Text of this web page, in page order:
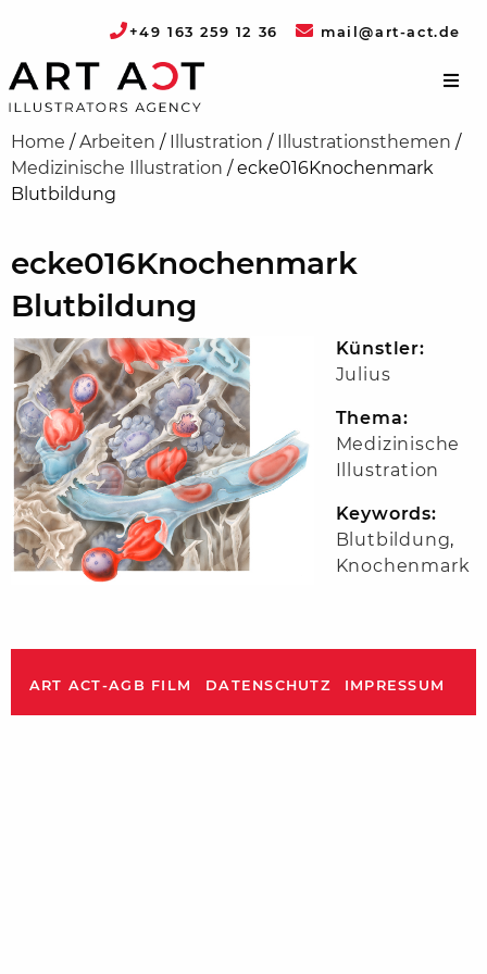
+49 163 259 12 36 mail@art-act.de
Home /Arbeiten / Illustration / Illustrationsthemen /
Medizinische Illustration /ecke016Knochenmark
Blutbildung
ecke016Knochenmark
Blutbildung
Künstler:
Julius
Thema:
Medizinische
Illustration
Keywords:
Blutbildung,
Knochenmark
ART ACT-AGB FILM DATENSCHUTZ IMPRESSUM